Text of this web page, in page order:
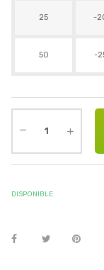
25 -
50 -
DISPONIBLE